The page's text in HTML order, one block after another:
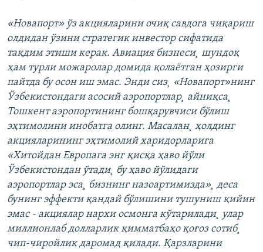
«Новапорт» ўз акцияларини очиқ савдога чиқариш
олдидан ўзини стратегик инвестор сифатида
тақдим этиши керак. Авиация бизнеси¸ шундоқ
ҳам турли можаролар домида қолаëтган ҳозирги
пайтда бу осон иш эмас. Энди сиз¸ «Новапорт»нинг
Ўзбекистондаги асосий аэропортлар¸ айниқса¸
Тошкент аэропортининг бошқарувчиси бўлиш
эҳтимолини инобатга олинг. Масалан¸ ҳолдинг
акцияларининг эҳтимолий харидорларига
«Хитойдан Европага энг қисқа ҳаво йўли
Ўзбекистондан ўтади¸ бу ҳаво йўлидаги
аэропортлар эса¸ бизнинг назоартимизда»¸ деса
бунинг эффекти қандай бўлишини тушуниш қийин
эмас - акциялар нархи осмонга кўтарилади¸ улар
миллионлаб долларлик қимматбаҳо қоғоз сотиб¸
чип-чиройлик даромад қилади. Қарзларини